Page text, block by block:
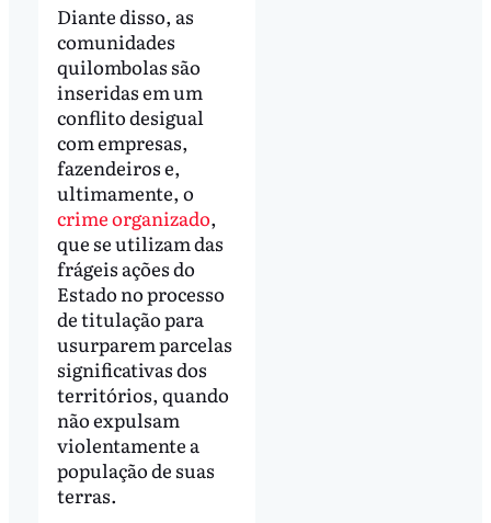
Diante disso, as
comunidades
quilombolas são
inseridas em um
conflito desigual
com empresas,
fazendeiros e,
ultimamente, o
crime organizado,
que se utilizam das
frágeis ações do
Estado no processo
de titulação para
usurparem parcelas
significativas dos
territórios, quando
não expulsam
violentamente a
população de suas
terras.